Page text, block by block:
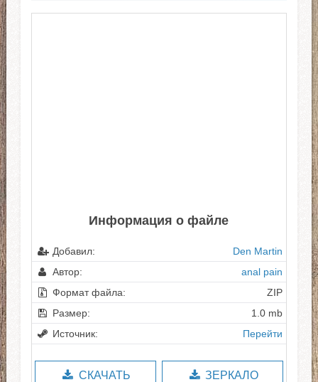
Информация о файле
Добавил:
Den Martin
Автор:
аnаl pain
Формат файла:
ZIP
Размер:
1.0 mb
Источник:
Перейти
СКАЧАТЬ ЗЕРКАЛО